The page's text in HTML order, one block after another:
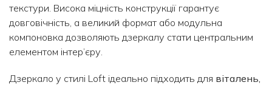
текстури. Висока міцність конструкції гарантує
довговічність, а великий формат або модульна
компоновка дозволяють дзеркалу стати центральним
елементом інтер’єру.
Дзеркало у стилі Loft ідеально підходить для віталень,